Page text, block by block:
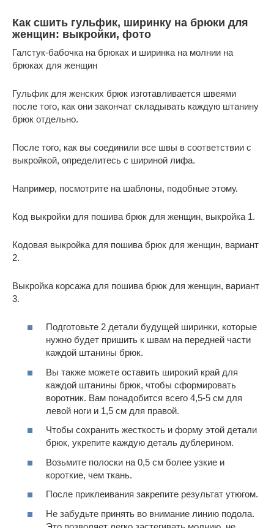
Как сшить гульфик, ширинку на брюки для
женщин: выкройки, фото
Галстук-бабочка на брюках и ширинка на молнии на
брюках для женщин
Гульфик для женских брюк изготавливается швеями
после того, как они закончат складывать каждую штанину
брюк отдельно.
После того, как вы соединили все швы в соответствии с
выкройкой, определитесь с шириной лифа.
Например, посмотрите на шаблоны, подобные этому.
Код выкройки для пошива брюк для женщин, выкройка 1.
Кодовая выкройка для пошива брюк для женщин, вариант
2.
Выкройка корсажа для пошива брюк для женщин, вариант
3.
Подготовьте 2 детали будущей ширинки, которые
нужно будет пришить к швам на передней части
каждой штанины брюк.
Вы также можете оставить широкий край для
каждой штанины брюк, чтобы сформировать
воротник. Вам понадобится всего 4,5-5 см для
левой ноги и 1,5 см для правой.
Чтобы сохранить жесткость и форму этой детали
брюк, укрепите каждую деталь дублерином.
Возьмите полоски на 0,5 см более узкие и
короткие, чем ткань.
После приклеивания закрепите результат утюгом.
Не забудьте принять во внимание линию подола.